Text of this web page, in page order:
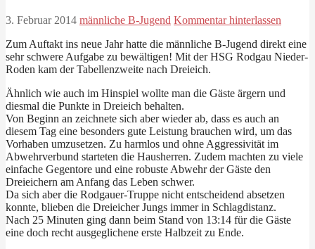
3. Februar 2014 männliche B-Jugend Kommentar hinterlassen
Zum Auftakt ins neue Jahr hatte die männliche B-Jugend direkt eine
sehr schwere Aufgabe zu bewältigen! Mit der HSG Rodgau Nieder-
Roden kam der Tabellenzweite nach Dreieich.
Ähnlich wie auch im Hinspiel wollte man die Gäste ärgern und
diesmal die Punkte in Dreieich behalten.
Von Beginn an zeichnete sich aber wieder ab, dass es auch an
diesem Tag eine besonders gute Leistung brauchen wird, um das
Vorhaben umzusetzen. Zu harmlos und ohne Aggressivität im
Abwehrverbund starteten die Hausherren. Zudem machten zu viele
einfache Gegentore und eine robuste Abwehr der Gäste den
Dreieichern am Anfang das Leben schwer.
Da sich aber die Rodgauer-Truppe nicht entscheidend absetzen
konnte, blieben die Dreieicher Jungs immer in Schlagdistanz.
Nach 25 Minuten ging dann beim Stand von 13:14 für die Gäste
eine doch recht ausgeglichene erste Halbzeit zu Ende.